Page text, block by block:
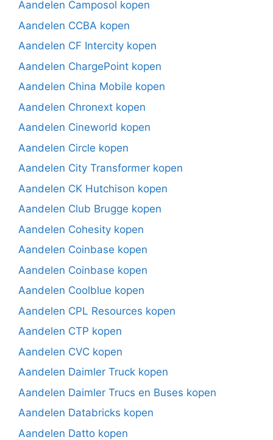
Aandelen Camposol kopen
Aandelen CCBA kopen
Aandelen CF Intercity kopen
Aandelen ChargePoint kopen
Aandelen China Mobile kopen
Aandelen Chronext kopen
Aandelen Cineworld kopen
Aandelen Circle kopen
Aandelen City Transformer kopen
Aandelen CK Hutchison kopen
Aandelen Club Brugge kopen
Aandelen Cohesity kopen
Aandelen Coinbase kopen
Aandelen Coinbase kopen
Aandelen Coolblue kopen
Aandelen CPL Resources kopen
Aandelen CTP kopen
Aandelen CVC kopen
Aandelen Daimler Truck kopen
Aandelen Daimler Trucs en Buses kopen
Aandelen Databricks kopen
Aandelen Datto kopen